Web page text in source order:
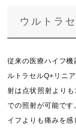
ウルトラ
従来の医療ハイフ機
ルトラセルQ+リニ
射は点状照射より
での照射が可能で
イフよりも痛みを